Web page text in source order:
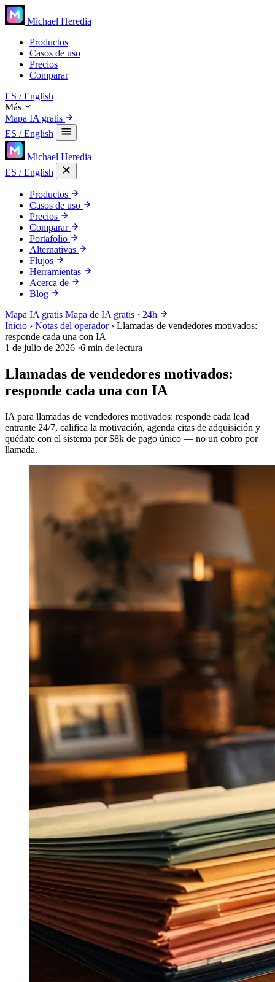
Michael Heredia
Productos
Casos de uso
Precios
Comparar
ES / English
Más
Mapa IA gratis
ES / English
Michael Heredia
ES / English
Productos
Casos de uso
Precios
Comparar
Portafolio
Alternativas
Flujos
Herramientas
Acerca de
Blog
Mapa IA gratis Mapa de IA gratis · 24h
Inicio › Notas del operador › Llamadas de vendedores motivados:
responde cada una con IA
1 de julio de 2026 ·6 min de lectura
Llamadas de vendedores motivados:
responde cada una con IA
IA para llamadas de vendedores motivados: responde cada lead
entrante 24/7, califica la motivación, agenda citas de adquisición y
quédate con el sistema por $8k de pago único — no un cobro por
llamada.